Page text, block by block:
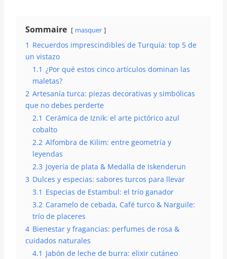
Sommaire masquer
1 Recuerdos imprescindibles de Turquía: top 5 de
un vistazo
1.1 ¿Por qué estos cinco artículos dominan las
maletas?
2 Artesanía turca: piezas decorativas y simbólicas
que no debes perderte
2.1 Cerámica de Iznik: el arte pictórico azul
cobalto
2.2 Alfombra de Kilim: entre geometría y
leyendas
2.3 Joyería de plata & Medalla de Iskenderun
3 Dulces y especias: sabores turcos para llevar
3.1 Especias de Estambul: el trío ganador
3.2 Caramelo de cebada, Café turco & Narguile:
trío de placeres
4 Bienestar y fragancias: perfumes de rosa &
cuidados naturales
4.1 Jabón de leche de burra: elixir cutáneo